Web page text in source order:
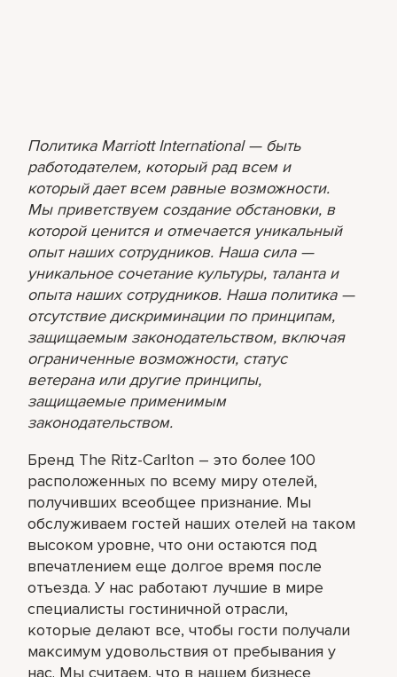
Политика Marriott International — быть
работодателем, который рад всем и
который дает всем равные возможности.
Мы приветствуем создание обстановки, в
которой ценится и отмечается уникальный
опыт наших сотрудников. Наша сила —
уникальное сочетание культуры, таланта и
опыта наших сотрудников. Наша политика —
отсутствие дискриминации по принципам,
защищаемым законодательством, включая
ограниченные возможности, статус
ветерана или другие принципы,
защищаемые применимым
законодательством.
Бренд The Ritz-Carlton – это более 100
расположенных по всему миру отелей,
получивших всеобщее признание. Мы
обслуживаем гостей наших отелей на таком
высоком уровне, что они остаются под
впечатлением еще долгое время после
отъезда. У нас работают лучшие в мире
специалисты гостиничной отрасли,
которые делают все, чтобы гости получали
максимум удовольствия от пребывания у
нас. Мы считаем, что в нашем бизнесе